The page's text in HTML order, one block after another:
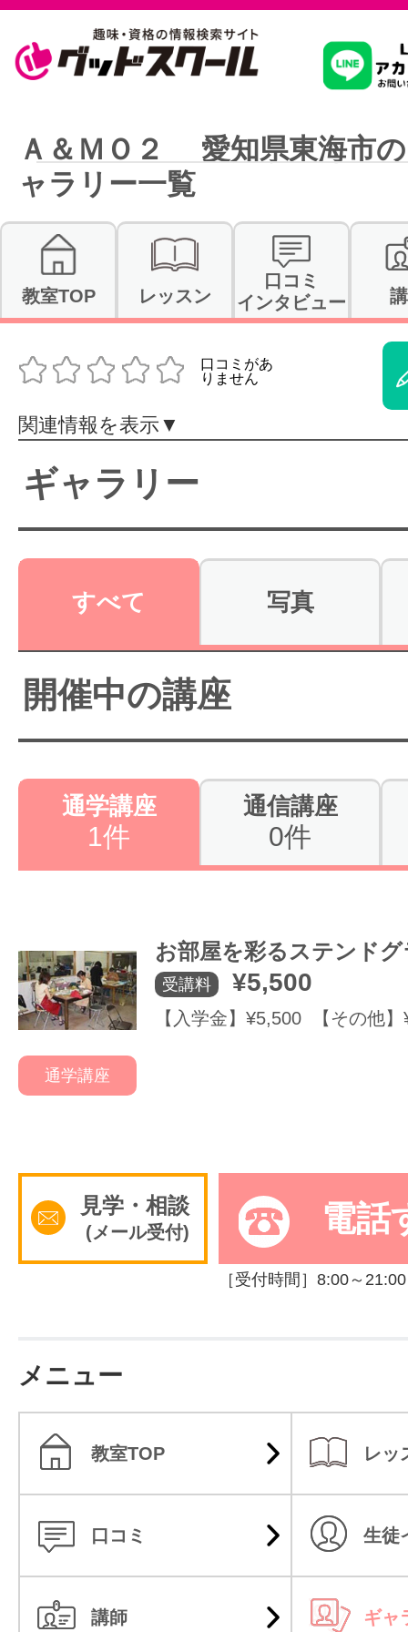
習いたいこ
駅・路線か
通信講座を
体験レッス
やりたいこ
特集をみる
掲載のお問
サイトマッ
Ａ＆ＭＯ２ 愛知県東海市
ャラリー一覧
教室TOP レッスン
口コミ
インタビュー
関連情報を表示▼
ギャラリー
すべて 写真
開催中の講座
通学講座
1件
通信講座
0件
通学講座
お部屋を彩るステンド
受講料 ¥5,500
【入学金】¥5,500 【その他
見学・相談
(メール受付) 電話
［受付時間］8:00～
メニュー
教室TOP レッ
口コミ 生徒
講師 ギャ